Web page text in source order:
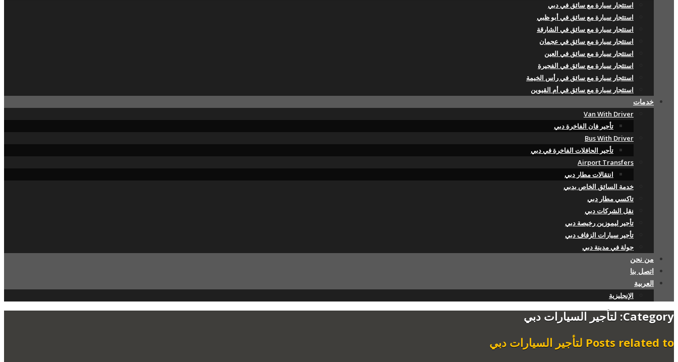
استئجار سيارة مع سائق في دبي
استئجار سيارة مع سائق في أبو ظبي
استئجار سيارة مع سائق في الشارقة
استئجار سيارة مع سائق في عجمان
استئجار سيارة مع سائق في العين
استئجار سيارة مع سائق في الفجيرة
استئجار سيارة مع سائق في رأس الخيمة
استئجار سيارة مع سائق في أم القيوين
خدمات
Van With Driver
تأجير فان الفاخرة دبي
Bus With Driver
تأجير الحافلات الفاخرة في دبي
Airport Transfers
انتقالات مطار دبي
خدمة السائق الخاص بدبي
تاكسي مطار دبي
نقل الشركات دبي
تأجير ليموزين رخيصة دبي
تأجير سيارات الزفاف دبي
جولة في مدينة دبي
من نحن
اتصل بنا
العربية
الإنجليزية
Category: لتأجير السيارات دبي
Posts related to لتأجير السيارات دبي